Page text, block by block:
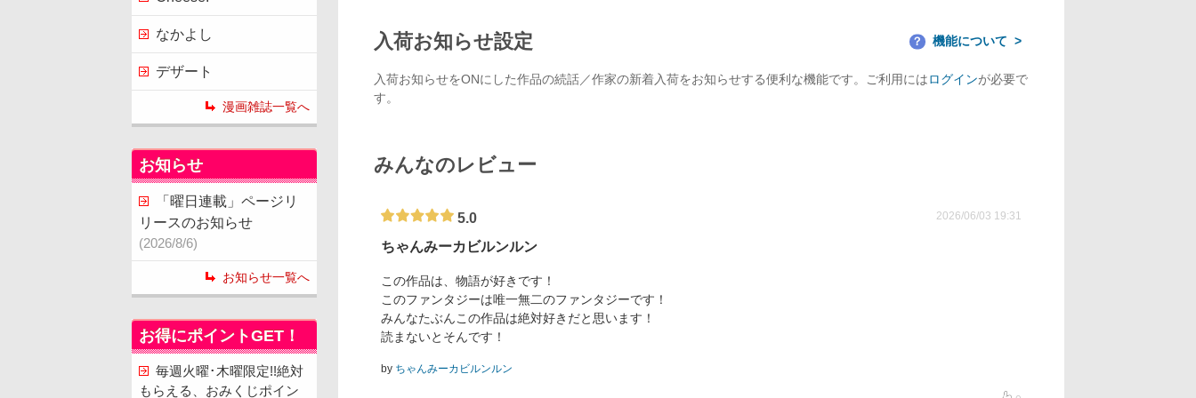
入荷お知らせ設定 ？ 機能について
入荷お知らせをONにした作品の続話／作家の新着入荷をお知らせする便利な機能です。ご利用にはログインが必要で
す。
みんなのレビュー
5.0 2026/06/03 19:31
ちゃんみーカビルンルン
この作品は、物語が好きです！
このファンタジーは唯一無二のファンタジーです！
みんなたぶんこの作品は絶対好きだと思います！
読まないとそんです！
by ちゃんみーカビルンルン
なかよし
デザート
漫画雑誌一覧へ
お知らせ
「曜日連載」ページリ
リースのお知らせ
(2026/8/6)
お知らせ一覧へ
お得にポイントGET！
毎週火曜･木曜限定!!絶対
もらえる、おみくじポイン